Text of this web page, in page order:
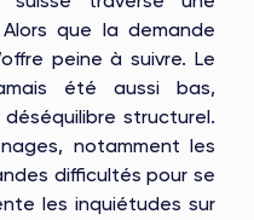
que la demande
peine à suivre. Le
été aussi bas,
déséquilibre structurel.
notamment les
difficultés pour se
les inquiétudes sur